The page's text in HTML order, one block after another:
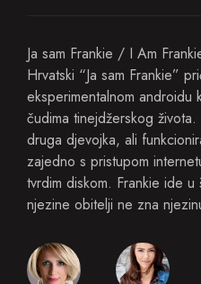
Ja sam Frankie / I Am
Hrvatski “Ja sam Frankie”
eksperimentalnom androidu
čudima tinejdžerskog
druga djevojka, ali
zajedno s pristupom
tvrdim diskom. Frankie ide
njezine obitelji ne zna